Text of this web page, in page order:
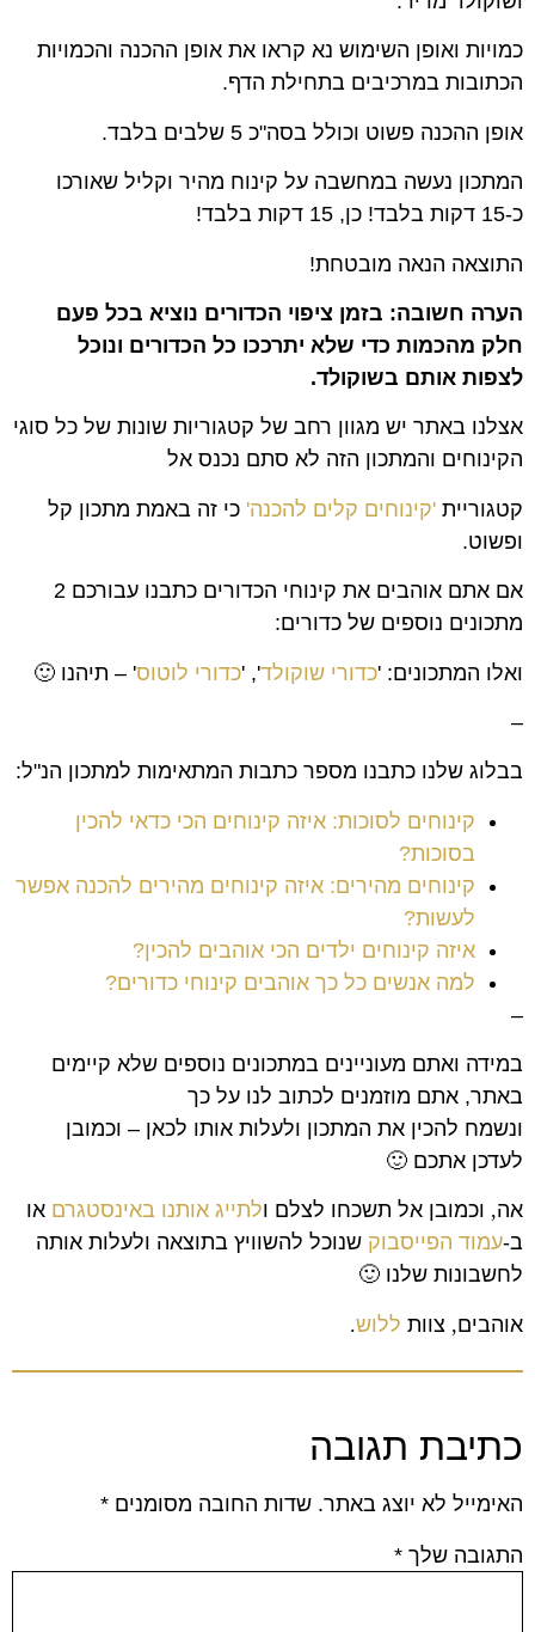
כמויות ואופן השימוש נא קראו את אופן ההכנה והכמויות
הכתובות במרכיבים בתחילת הדף.
אופן ההכנה פשוט וכולל בסה"כ 5 שלבים בלבד.
המתכון נעשה במחשבה על קינוח מהיר וקליל שאורכו
כ-15 דקות בלבד! כן, 15 דקות בלבד!
התוצאה הנאה מובטחת!
הערה חשובה: בזמן ציפוי הכדורים נוציא בכל פעם
חלק מהכמות כדי שלא יתרככו כל הכדורים ונוכל
לצפות אותם בשוקולד.
אצלנו באתר יש מגוון רחב של קטגוריות שונות של כל סוגי
הקינוחים והמתכון הזה לא סתם נכנס אל
קטגוריית 'קינוחים קלים להכנה' כי זה באמת מתכון קל
ופשוט.
אם אתם אוהבים את קינוחי הכדורים כתבנו עבורכם 2
מתכונים נוספים של כדורים:
ואלו המתכונים: 'כדורי שוקולד', 'כדורי לוטוס' – תיהנו 🙂
–
בבלוג שלנו כתבנו מספר כתבות המתאימות למתכון הנ"ל:
קינוחים לסוכות: איזה קינוחים הכי כדאי להכין
בסוכות?
קינוחים מהירים: איזה קינוחים מהירים להכנה אפשר
לעשות?
איזה קינוחים ילדים הכי אוהבים להכין?
למה אנשים כל כך אוהבים קינוחי כדורים?
–
במידה ואתם מעוניינים במתכונים נוספים שלא קיימים
באתר, אתם מוזמנים לכתוב לנו על כך
ונשמח להכין את המתכון ולעלות אותו לכאן – וכמובן
לעדכן אתכם 🙂
אה, וכמובן אל תשכחו לצלם ולתייג אותנו באינסטגרם או
ב-עמוד הפייסבוק שנוכל להשוויץ בתוצאה ולעלות אותה
לחשבונות שלנו 🙂
אוהבים, צוות ללוש.
כתיבת תגובה
האימייל לא יוצג באתר. שדות החובה מסומנים *
התגובה שלך *